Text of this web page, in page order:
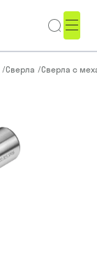
/Сверла /Сверла с